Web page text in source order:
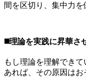
間を区切り、集中力を
◼️理論を実践に昇華さ
もし理論を理解でき
あれば、その原因はお